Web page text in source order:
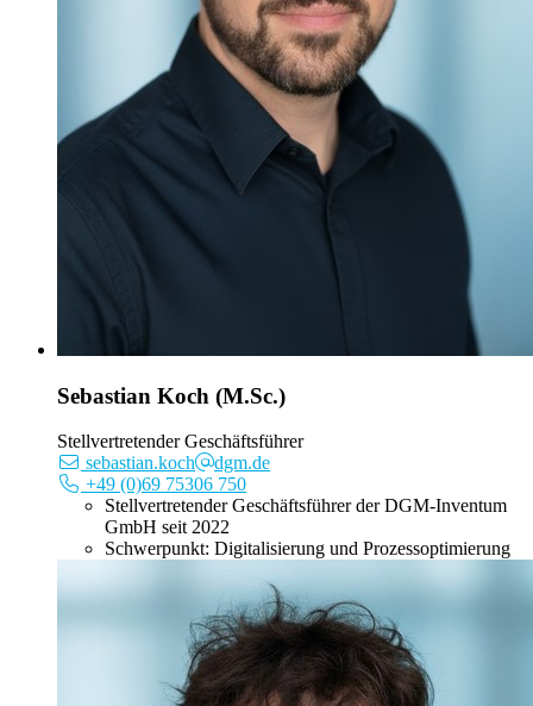
Sebastian Koch (M.Sc.)
Stellvertretender Geschäftsführer
sebastian.koch
dgm.de
+49 (0)69 75306 750
Stellvertretender Geschäftsführer der DGM-Inventum
GmbH seit 2022
Schwerpunkt: Digitalisierung und Prozessoptimierung